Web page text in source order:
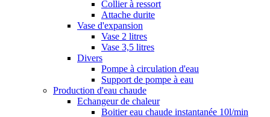
Collier à ressort
Attache durite
Vase d'expansion
Vase 2 litres
Vase 3,5 litres
Divers
Pompe à circulation d'eau
Support de pompe à eau
Production d'eau chaude
Echangeur de chaleur
Boitier eau chaude instantanée 10l/min